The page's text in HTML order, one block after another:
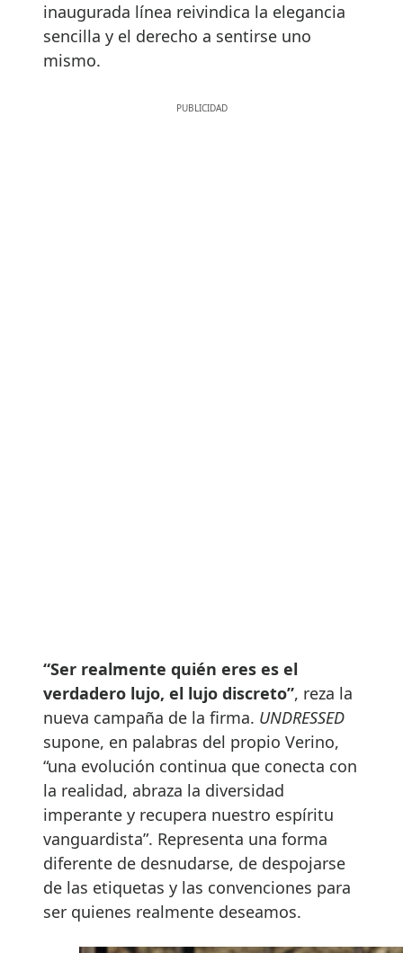
inaugurada línea reivindica la elegancia
sencilla y el derecho a sentirse uno
mismo.
“Ser realmente quién eres es el
verdadero lujo, el lujo discreto”, reza la
nueva campaña de la firma. UNDRESSED
supone, en palabras del propio Verino,
“una evolución continua que conecta con
la realidad, abraza la diversidad
imperante y recupera nuestro espíritu
vanguardista”. Representa una forma
diferente de desnudarse, de despojarse
de las etiquetas y las convenciones para
ser quienes realmente deseamos.